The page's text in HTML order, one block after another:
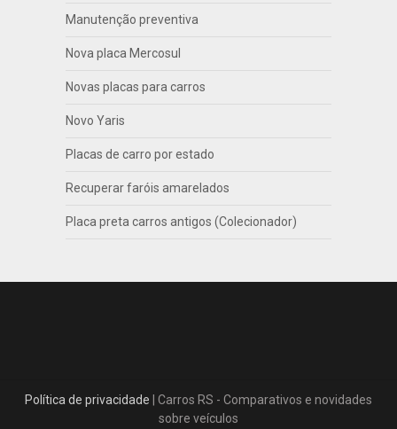
Manutenção preventiva
Nova placa Mercosul
Novas placas para carros
Novo Yaris
Placas de carro por estado
Recuperar faróis amarelados
Placa preta carros antigos (Colecionador)
Política de privacidade | Carros RS - Comparativos e novidades
sobre veículos